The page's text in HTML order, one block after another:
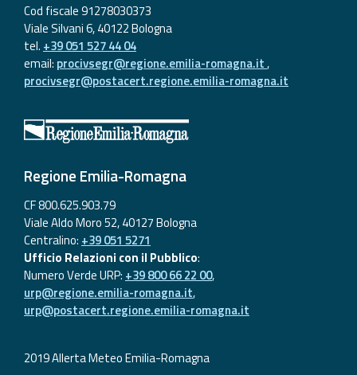
Cod fiscale 91278030373
Viale Silvani 6, 40122 Bologna
tel. +39 051 527 44 04
email: procivsegr@regione.emilia-romagna.it,
procivsegr@postacert.regione.emilia-romagna.it
Regione Emilia-Romagna
CF 800.625.903.79
Viale Aldo Moro 52, 40127 Bologna
Centralino: +39 051 5271
Ufficio Relazioni con il Pubblico:
Numero Verde URP: +39 800 66 22 00,
urp@regione.emilia-romagna.it,
urp@postacert.regione.emilia-romagna.it
2019 Allerta Meteo Emilia-Romagna